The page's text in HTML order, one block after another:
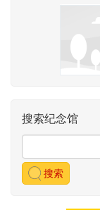
搜索纪念馆
搜索